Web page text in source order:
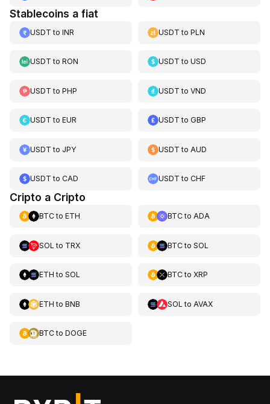
Stablecoins a fiat
USDT to INR USDT toPLN
USDT to RON USDT toUSD
USDT to PHP USDT toVND
USDT to EUR USDT toGBP
USDT to JPY USDT to AUD
USDT to CAD USDT toCHF
Cripto a Cripto
BTCto ETH BTCto ADA
SOL to TRX BTCto SOL
ETH to SOL BTCto XRP
ETH to BNB SOL to AVAX
BTCto DOGE